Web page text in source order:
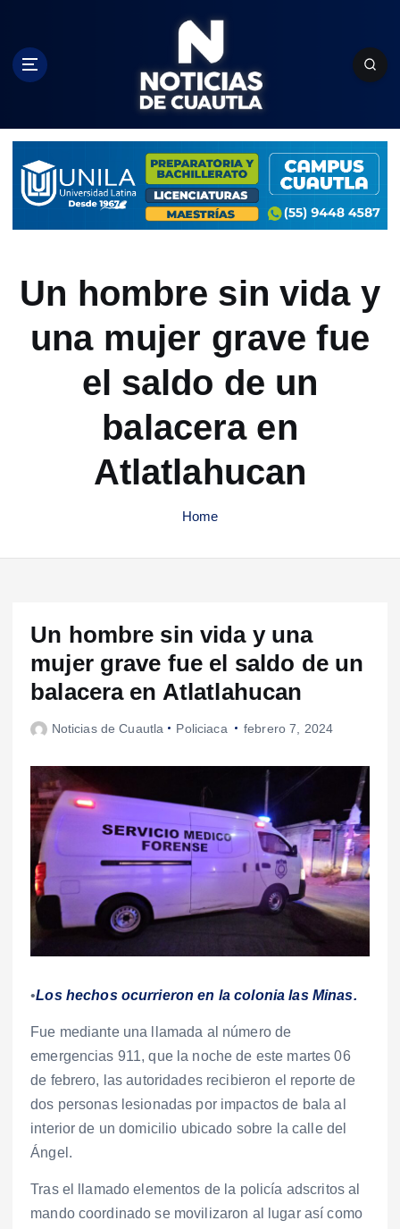
c
Un hombre sin vida y
una mujer grave fue
el saldo de un
balacera en
Atlatlahucan
Home
Un hombre sin vida y una
mujer grave fue el saldo de un
balacera en Atlatlahucan
Noticias de Cuautla Policiaca febrero 7, 2024
•Los hechos ocurrieron en la colonia las Minas.
Fue mediante una llamada al número de
emergencias 911, que la noche de este martes 06
de febrero, las autoridades recibieron el reporte de
dos personas lesionadas por impactos de bala al
interior de un domicilio ubicado sobre la calle del
Ángel.
Tras el llamado elementos de la policía adscritos al
mando coordinado se movilizaron al lugar así como